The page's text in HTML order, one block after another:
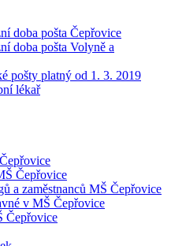
doba pošta Čepřovice
doba pošta Volyně a
pošty platný od 1. 3. 2019
lékař
Čepřovice
a zaměstnanců MŠ Čepřovice
v MŠ Čepřovice
Čepřovice